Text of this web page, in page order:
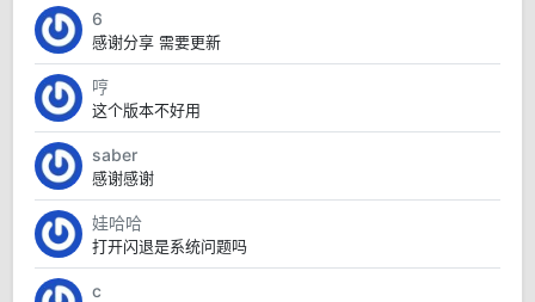
6
感谢分享 需要更新
哼
这个版本不好用
saber
感谢感谢
娃哈哈
打开闪退是系统问题吗
c